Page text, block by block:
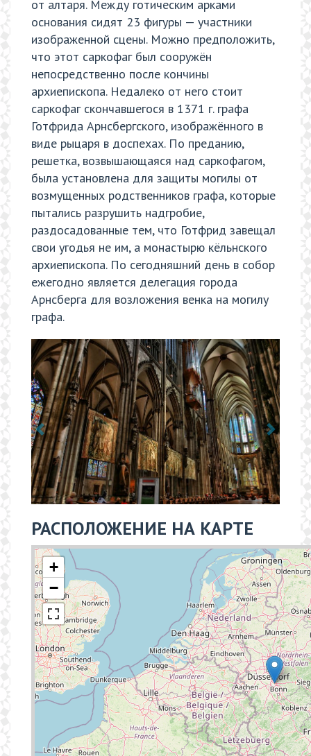
от алтаря. Между готическим арками
основания сидят 23 фигуры — участники
изображенной сцены. Можно предположить,
что этот саркофаг был сооружён
непосредственно после кончины
архиепископа. Недалеко от него стоит
саркофаг скончавшегося в 1371 г. графа
Готфрида Арнсбергского, изображённого в
виде рыцаря в доспехах. По преданию,
решетка, возвышающаяся над саркофагом,
была установлена для защиты могилы от
возмущенных родственников графа, которые
пытались разрушить надгробие,
раздосадованные тем, что Готфрид завещал
свои угодья не им, а монастырю кёльнского
архиепископа. По сегодняшний день в собор
ежегодно является делегация города
Арнсберга для возложения венка на могилу
графа.
РАСПОЛОЖЕНИЕ НА КАРТЕ
+
−